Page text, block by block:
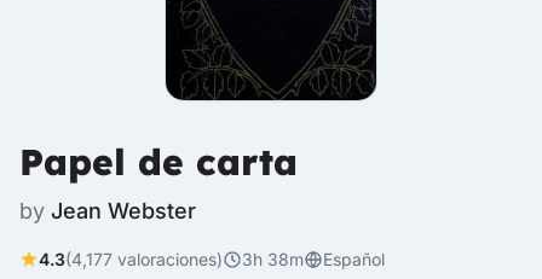
Papel de carta
by Jean Webster
4.3(4,177 valoraciones) 3h 38m Español